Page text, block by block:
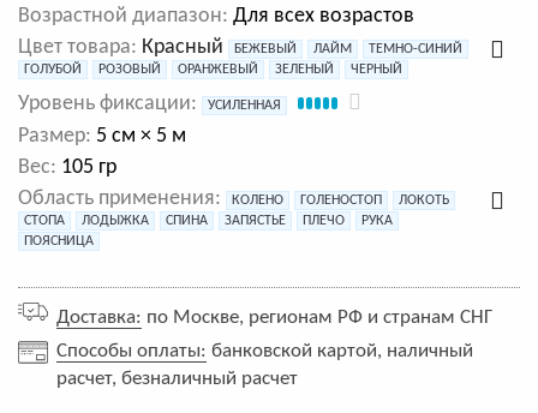
Возрастной диапазон: Для всех возрастов
Цвет товара: Красный БЕЖЕВЫЙ ЛАЙМ
ТЕМНО-СИНИЙ
ГОЛУБОЙ
РОЗОВЫЙ ОРАНЖЕВЫЙ ЗЕЛЕНЫЙ ЧЕРНЫЙ
Уровень фиксации: УСИЛЕННАЯ
Размер: 5 см × 5 м
Вес: 105 гр
Область применения:
КОЛЕНО ГОЛЕНОСТОП
ЛОКОТЬ
СТОПА
ЛОДЫЖКА СПИНА ЗАПЯСТЬЕ ПЛЕЧО
РУКА
ПОЯСНИЦА
Доставка: по Москве, регионам РФ и странам СНГ
Способы оплаты: банковской картой, наличный
расчет, безналичный расчет